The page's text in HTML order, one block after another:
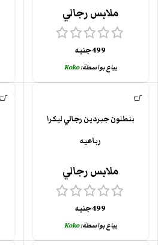
ملابس رجالي
499جنيه
يباع بواسطة:Koko
بنطلون جبردين رجالي ليكرا
رباعيه
ملابس رجالي
499جنيه
يباع بواسطة:Koko